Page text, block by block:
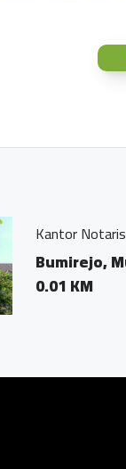
SH"